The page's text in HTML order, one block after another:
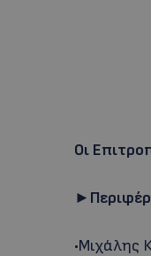
Οι
•Μιχάλης